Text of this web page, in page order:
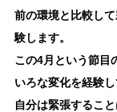
前の環境と比較し
験します。
この4月という節目
いろな変化を経験
自分は緊張するこ